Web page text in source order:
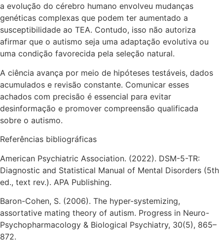
a evolução do cérebro humano envolveu mudanças
genéticas complexas que podem ter aumentado a
susceptibilidade ao TEA. Contudo, isso não autoriza
afirmar que o autismo seja uma adaptação evolutiva ou
uma condição favorecida pela seleção natural.
A ciência avança por meio de hipóteses testáveis, dados
acumulados e revisão constante. Comunicar esses
achados com precisão é essencial para evitar
desinformação e promover compreensão qualificada
sobre o autismo.
Referências bibliográficas
American Psychiatric Association. (2022). DSM-5-TR:
Diagnostic and Statistical Manual of Mental Disorders (5th
ed., text rev.). APA Publishing.
Baron-Cohen, S. (2006). The hyper-systemizing,
assortative mating theory of autism. Progress in Neuro-
Psychopharmacology & Biological Psychiatry, 30(5), 865–
872.